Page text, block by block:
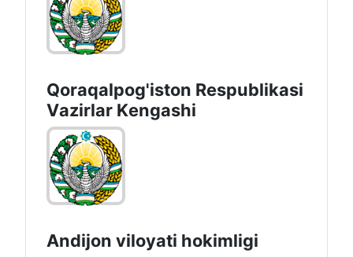
Qoraqalpog'iston Rеspublikаsi
Vаzirlаr Kеngаshi
Andijon vilоyati hоkimligi